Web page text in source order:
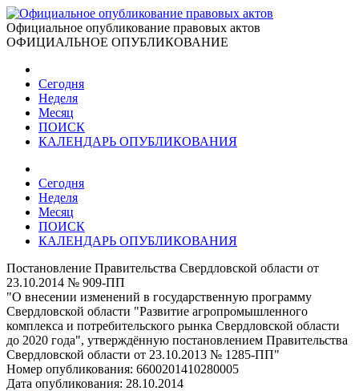
Официальное опубликование правовых актов
ОФИЦИАЛЬНОЕ ОПУБЛИКОВАНИЕ
Сегодня
Неделя
Месяц
ПОИСК
КАЛЕНДАРЬ ОПУБЛИКОВАНИЯ
Сегодня
Неделя
Месяц
ПОИСК
КАЛЕНДАРЬ ОПУБЛИКОВАНИЯ
Постановление Правительства Свердловской области от
23.10.2014 № 909-ПП
"О внесении изменений в государственную программу
Свердловской области "Развитие агропромышленного
комплекса и потребительского рынка Свердловской области
до 2020 года", утверждённую постановлением Правительства
Свердловской области от 23.10.2013 № 1285-ПП"
Номер опубликования: 6600201410280005
Дата опубликования: 28.10.2014